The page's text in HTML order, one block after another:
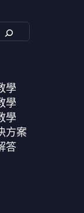
學
學
學
方案
答